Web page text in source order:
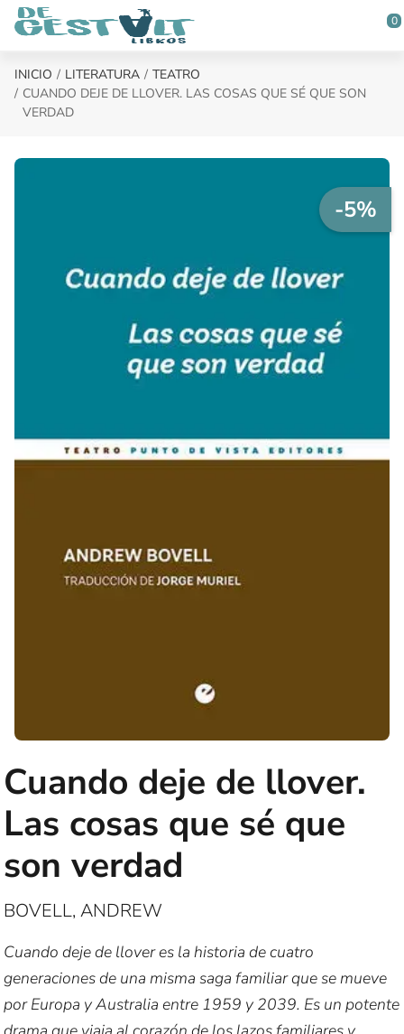
Saltar al contenido principal
0
INICIO LITERATURA
TEATRO
CUANDO DEJE DE LLOVER. LAS COSAS QUE SÉ QUE SON
VERDAD
-5%
Cuando deje de llover.
Las cosas que sé que
son verdad
BOVELL, ANDREW
Cuando deje de llover es la historia de cuatro
generaciones de una misma saga familiar que se mueve
por Europa y Australia entre 1959 y 2039. Es un potente